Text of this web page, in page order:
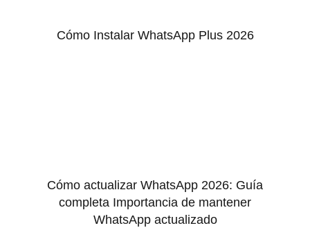
Cómo Instalar WhatsApp Plus 2026
Cómo actualizar WhatsApp 2026: Guía
completa Importancia de mantener
WhatsApp actualizado